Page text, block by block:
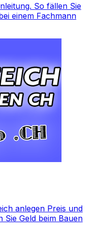
So fällen Sie
einem Fachmann
anlegen Preis und
Sie Geld beim Bauen